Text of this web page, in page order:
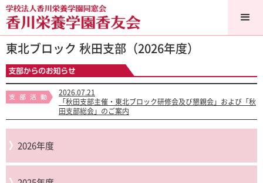
東北ブロック 秋田支部（2026年度）
2026.07.21
「秋田支部主催・東北ブロック研修会及び懇親会」および「秋
田支部総会」のご案内
2026年度